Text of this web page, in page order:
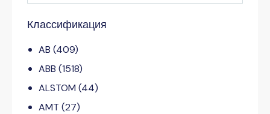
Классификация
AB (409)
ABB (1518)
ALSTOM (44)
AMT (27)